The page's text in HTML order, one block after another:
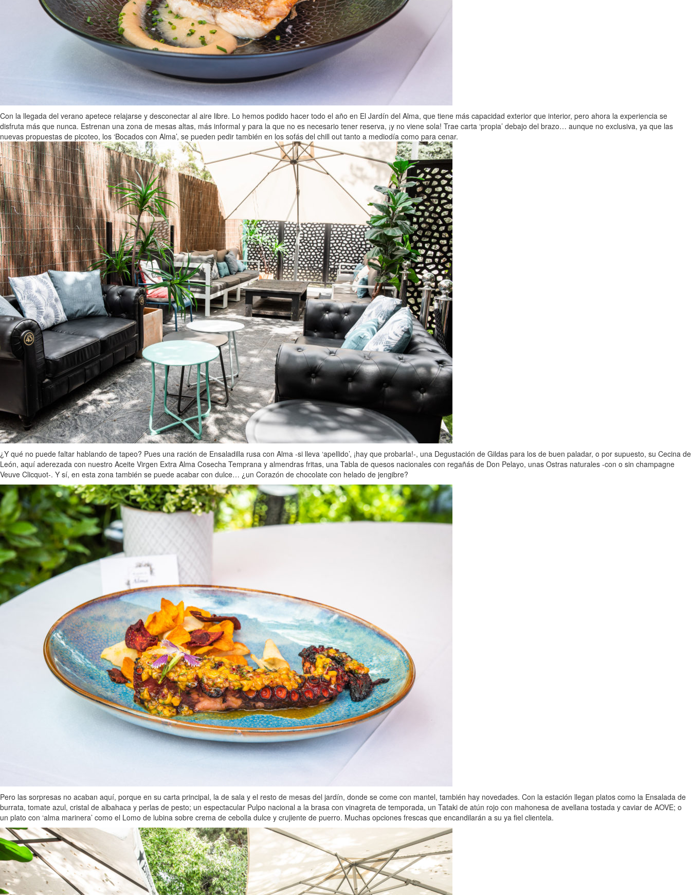
Con la llegada del verano apetece relajarse y desconectar al aire libre. Lo hemos podido hacer todo el año en El Jardín del Alma, que tiene más capacidad exterior que interior, pero ahora la experiencia se
disfruta más que nunca. Estrenan una zona de mesas altas, más informal y para la que no es necesario tener reserva, ¡y no viene sola! Trae carta ‘propia’ debajo del brazo… aunque no exclusiva, ya que las
nuevas propuestas de picoteo, los ‘Bocados con Alma’, se pueden pedir también en los sofás del chill out tanto a mediodía como para cenar.
¿Y qué no puede faltar hablando de tapeo? Pues una ración de Ensaladilla rusa con Alma -si lleva ‘apellido’, ¡hay que probarla!-, una Degustación de Gildas para los de buen paladar, o por supuesto, su Cecina de
León, aquí aderezada con nuestro Aceite Virgen Extra Alma Cosecha Temprana y almendras fritas, una Tabla de quesos nacionales con regañás de Don Pelayo, unas Ostras naturales -con o sin champagne
Veuve Clicquot-. Y sí, en esta zona también se puede acabar con dulce… ¿un Corazón de chocolate con helado de jengibre?
Pero las sorpresas no acaban aquí, porque en su carta principal, la de sala y el resto de mesas del jardín, donde se come con mantel, también hay novedades. Con la estación llegan platos como la Ensalada de
burrata, tomate azul, cristal de albahaca y perlas de pesto; un espectacular Pulpo nacional a la brasa con vinagreta de temporada, un Tataki de atún rojo con mahonesa de avellana tostada y caviar de AOVE; o
un plato con ‘alma marinera’ como el Lomo de lubina sobre crema de cebolla dulce y crujiente de puerro. Muchas opciones frescas que encandilarán a su ya fiel clientela.